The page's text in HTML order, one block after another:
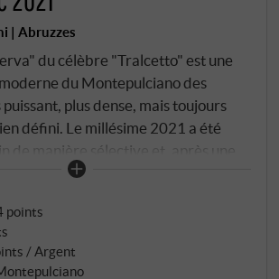
| Abruzzes
du célèbre "Tralcetto" est une
du Montepulciano des
plus dense, mais toujours
défini. Le millésime 2021 a été
de manière sélective et, après une
cuve traditionnelle, élevé pendant
profondeur.
points
/ Argent